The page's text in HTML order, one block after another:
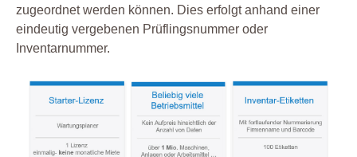
zugeordnet werden können. Dies erfolgt anhand einer
eindeutig vergebenen Prüflingsnummer oder
Inventarnummer.